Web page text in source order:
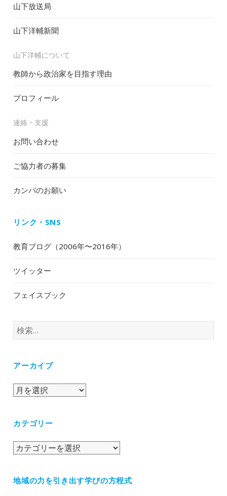
山下放送局
山下洋輔新聞
山下洋輔について
教師から政治家を目指す理由
プロフィール
連絡・支援
お問い合わせ
ご協力者の募集
カンパのお願い
リンク・SNS
教育ブログ（2006年〜2016年）
ツイッター
フェイスブック
検
索:
アーカイブ
ア
イ
カテゴリー
カ
リ
地域の力を引き出す学びの方程式